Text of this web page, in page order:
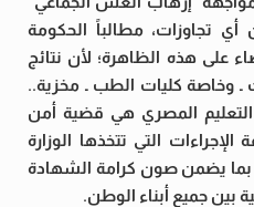
أي تجاوزات، مطالباً الحكومة
على هذه الظاهرة؛ لأن نتائج
ـ وخاصة كليات الطب ـ مخزية..
التعليم المصري هي قضية أمن
التي تتخذها الوزارة
بما يضمن صون كرامة الشهادة
بين جميع أبناء الوطن.